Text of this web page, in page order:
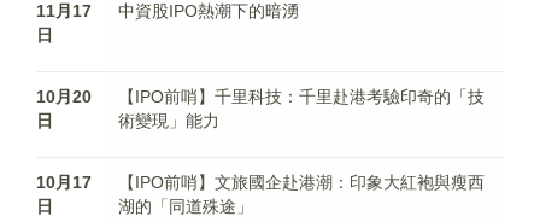
11月17
日
中資股IPO熱潮下的暗湧
10月20
日
【IPO前哨】千里科技：千里赴港考驗印奇的「技
術變現」能力
10月17
日
【IPO前哨】文旅國企赴港潮：印象大紅袍與瘦西
湖的「同道殊途」